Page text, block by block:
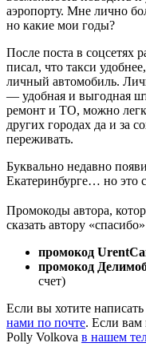
аэропорту. Мне лично
но какие мои годы?
После поста в соцсетях
писал, что такси
личный автомобиль.
— удобная и выгодная
ремонт и ТО, можно
других городах да и за
переживать.
Буквально недавно
Екатеринбурге… но это
Промокоды автора,
сказать автору
промокод
промокод
счет)
Если вы хотите
нами по почте. Если
Polly Volkova в нашем